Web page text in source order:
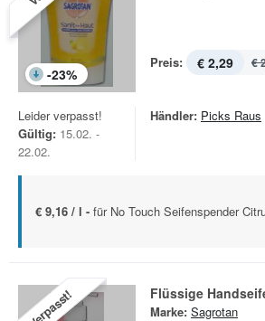
-23%
Preis: € 2,29 €
Leider verpasst!
Gültig: 15.02. -
22.02.
Händler: Picks Raus
€ 9,16 / l - für No Touch Seifenspender
Verpasst! Flüssige
Marke: Sagrotan